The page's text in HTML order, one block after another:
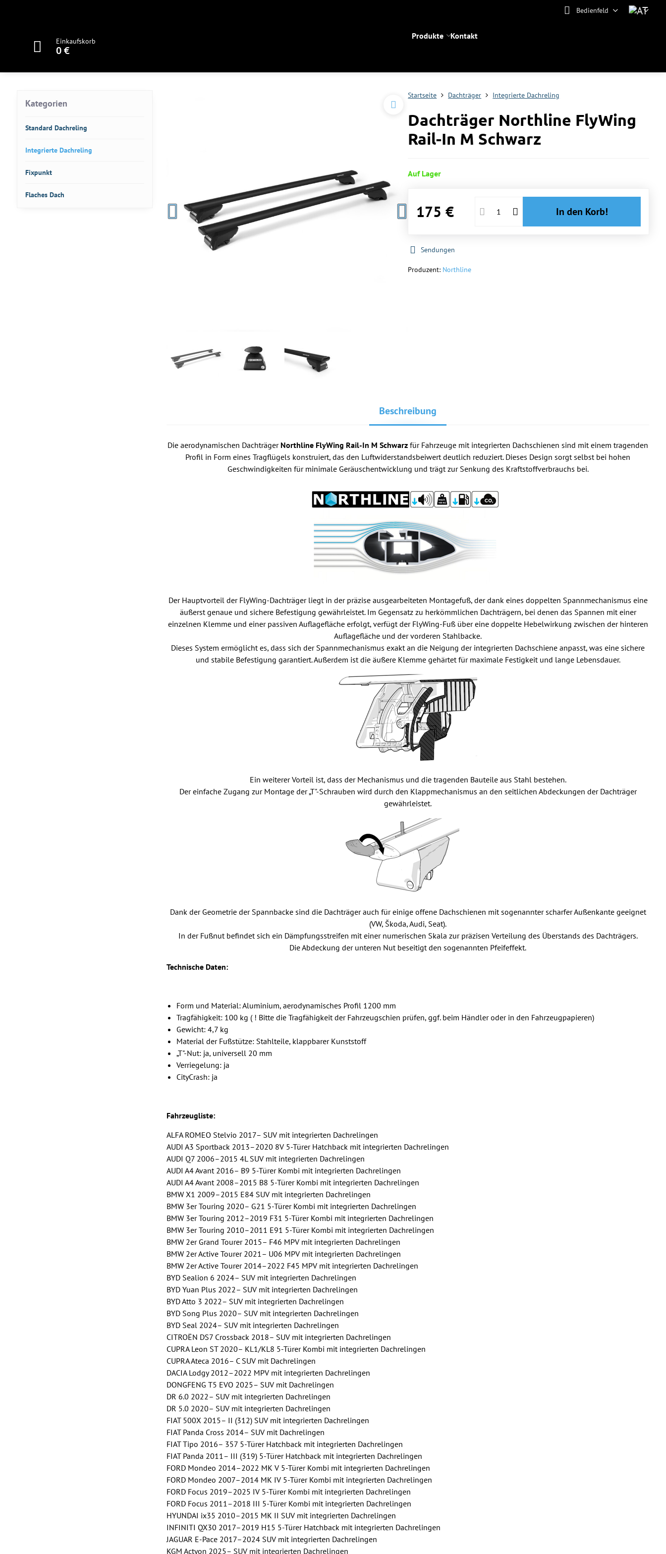
Bedienfeld
Einkaufskorb
0 €
Produkte Kontakt
Startseite Dachträger Integrierte Dachreling
Dachträger Northline FlyWing
Rail-In M Schwarz
Auf Lager
175 € In den Korb!
Sendungen
Produzent: Northline
Beschreibung
Die aerodynamischen Dachträger Northline FlyWing Rail-In M Schwarz für Fahrzeuge mit integrierten Dachschienen sind mit einem tragenden
Profil in Form eines Tragflügels konstruiert, das den Luftwiderstandsbeiwert deutlich reduziert. Dieses Design sorgt selbst bei hohen
Geschwindigkeiten für minimale Geräuschentwicklung und trägt zur Senkung des Kraftstoffverbrauchs bei.
Der Hauptvorteil der FlyWing-Dachträger liegt in der präzise ausgearbeiteten Montagefuß, der dank eines doppelten Spannmechanismus eine
äußerst genaue und sichere Befestigung gewährleistet. Im Gegensatz zu herkömmlichen Dachträgern, bei denen das Spannen mit einer
einzelnen Klemme und einer passiven Auflagefläche erfolgt, verfügt der FlyWing-Fuß über eine doppelte Hebelwirkung zwischen der hinteren
Auflagefläche und der vorderen Stahlbacke.
Dieses System ermöglicht es, dass sich der Spannmechanismus exakt an die Neigung der integrierten Dachschiene anpasst, was eine sichere
und stabile Befestigung garantiert. Außerdem ist die äußere Klemme gehärtet für maximale Festigkeit und lange Lebensdauer.
Ein weiterer Vorteil ist, dass der Mechanismus und die tragenden Bauteile aus Stahl bestehen.
Der einfache Zugang zur Montage der „T"-Schrauben wird durch den Klappmechanismus an den seitlichen Abdeckungen der Dachträger
gewährleistet.
Dank der Geometrie der Spannbacke sind die Dachträger auch für einige offene Dachschienen mit sogenannter scharfer Außenkante geeignet
(VW, Škoda, Audi, Seat).
In der Fußnut befindet sich ein Dämpfungsstreifen mit einer numerischen Skala zur präzisen Verteilung des Überstands des Dachträgers.
Die Abdeckung der unteren Nut beseitigt den sogenannten Pfeifeffekt.
Technische Daten:
Form und Material: Aluminium, aerodynamisches Profil 1200 mm
Tragfähigkeit: 100 kg ( ! Bitte die Tragfähigkeit der Fahrzeugschien prüfen, ggf. beim Händler oder in den Fahrzeugpapieren)
Gewicht: 4,7 kg
Material der Fußstütze: Stahlteile, klappbarer Kunststoff
„T"-Nut: ja, universell 20 mm
Verriegelung: ja
CityCrash: ja
Fahrzeugliste:
ALFA ROMEO Stelvio 2017– SUV mit integrierten Dachrelingen
AUDI A3 Sportback 2013–2020 8V 5-Türer Hatchback mit integrierten Dachrelingen
AUDI Q7 2006–2015 4L SUV mit integrierten Dachrelingen
AUDI A4 Avant 2016– B9 5-Türer Kombi mit integrierten Dachrelingen
AUDI A4 Avant 2008–2015 B8 5-Türer Kombi mit integrierten Dachrelingen
BMW X1 2009–2015 E84 SUV mit integrierten Dachrelingen
BMW 3er Touring 2020– G21 5-Türer Kombi mit integrierten Dachrelingen
BMW 3er Touring 2012–2019 F31 5-Türer Kombi mit integrierten Dachrelingen
BMW 3er Touring 2010–2011 E91 5-Türer Kombi mit integrierten Dachrelingen
BMW 2er Grand Tourer 2015– F46 MPV mit integrierten Dachrelingen
BMW 2er Active Tourer 2021– U06 MPV mit integrierten Dachrelingen
BMW 2er Active Tourer 2014–2022 F45 MPV mit integrierten Dachrelingen
BYD Sealion 6 2024– SUV mit integrierten Dachrelingen
BYD Yuan Plus 2022– SUV mit integrierten Dachrelingen
BYD Atto 3 2022– SUV mit integrierten Dachrelingen
BYD Song Plus 2020– SUV mit integrierten Dachrelingen
BYD Seal 2024– SUV mit integrierten Dachrelingen
CITROËN DS7 Crossback 2018– SUV mit integrierten Dachrelingen
CUPRA Leon ST 2020– KL1/KL8 5-Türer Kombi mit integrierten Dachrelingen
CUPRA Ateca 2016– C SUV mit Dachrelingen
DACIA Lodgy 2012–2022 MPV mit integrierten Dachrelingen
DONGFENG T5 EVO 2025– SUV mit Dachrelingen
DR 6.0 2022– SUV mit integrierten Dachrelingen
DR 5.0 2020– SUV mit integrierten Dachrelingen
FIAT 500X 2015– II (312) SUV mit integrierten Dachrelingen
FIAT Panda Cross 2014– SUV mit Dachrelingen
FIAT Tipo 2016– 357 5-Türer Hatchback mit integrierten Dachrelingen
FIAT Panda 2011– III (319) 5-Türer Hatchback mit integrierten Dachrelingen
FORD Mondeo 2014–2022 MK V 5-Türer Kombi mit integrierten Dachrelingen
FORD Mondeo 2007–2014 MK IV 5-Türer Kombi mit integrierten Dachrelingen
FORD Focus 2019–2025 IV 5-Türer Kombi mit integrierten Dachrelingen
FORD Focus 2011–2018 III 5-Türer Kombi mit integrierten Dachrelingen
HYUNDAI ix35 2010–2015 MK II SUV mit integrierten Dachrelingen
INFINITI QX30 2017–2019 H15 5-Türer Hatchback mit integrierten Dachrelingen
JAGUAR E-Pace 2017–2024 SUV mit integrierten Dachrelingen
KGM Actyon 2025– SUV mit integrierten Dachrelingen
Kategorien
Standard Dachreling
Integrierte Dachreling
Fixpunkt
Flaches Dach